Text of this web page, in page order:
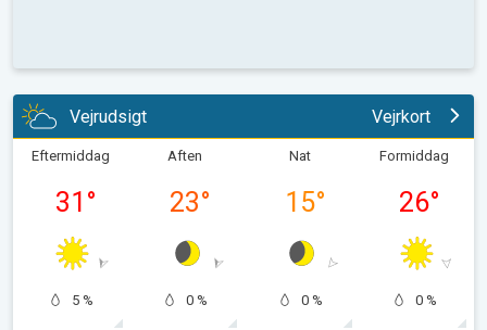
Vejrudsigt Vejrkort
Eftermiddag
31 °
5 %
Aften
23°
0 %
Nat
15°
0 %
Formiddag
26°
0 %